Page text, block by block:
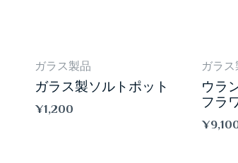
ガラス製品
ガラス製ソルトポット
¥1,200
ガラス
ウラ
フラ
¥